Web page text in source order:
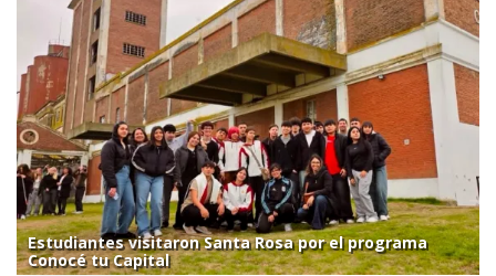
Estudiantes visitaron Santa Rosa por el programa
Conocé tu Capital